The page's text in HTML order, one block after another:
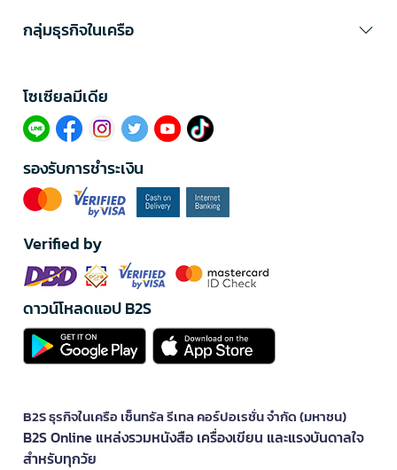
กลุ่มธุรกิจในเครือ
โซเซียลมีเดีย​
รองรับการชำระเงิน
Verified by
ดาวน์โหลดแอป B2S
B2S ธุรกิจในเครือ เซ็นทรัล รีเทล คอร์ปอเรชั่น จำกัด (มหาชน)
B2S Online แหล่งรวมหนังสือ เครื่องเขียน และแรงบันดาลใจ
สำหรับทุกวัย